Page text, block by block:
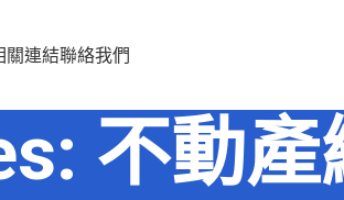
關連結聯絡我們
不動產